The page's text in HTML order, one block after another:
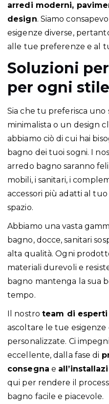
arredi moderni,
design. Siamo
esigenze diverse,
alle tue preferenze e al
Soluzioni
per ogni
Sia che tu preferisca uno
minimalista o un design
abbiamo ciò di cui hai
bagno dei tuoi sogni. I
arredo bagno saranno
mobili, i sanitari, i
accessori più adatti al
spazio.
Abbiamo una vasta
bagno, docce, sanitari
alta qualità. Ogni
materiali durevoli e
bagno mantenga la sua
tempo.
Il nostro team di esperti
ascoltare le tue esigenze
personalizzate. Ci
eccellente, dalla fase di
consegna e
qui per rendere il
bagno facile e piacevole.